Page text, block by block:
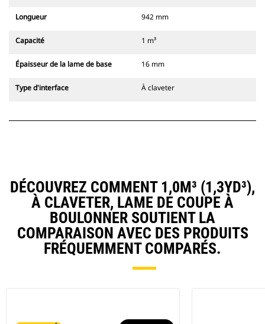
Longueur 942 mm
Capacité 1 m³
Épaisseur de la lame de base 16 mm
Type d'interface À claveter
DÉCOUVREZ COMMENT 1,0M³ (1,3YD³),
À CLAVETER, LAME DE COUPE À
BOULONNER SOUTIENT LA
COMPARAISON AVEC DES PRODUITS
FRÉQUEMMENT COMPARÉS.